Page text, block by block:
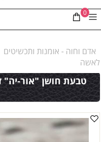
0
אדם וחוה - אומנות ותכשיטים
לאשה